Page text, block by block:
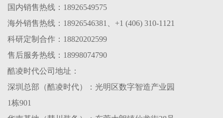
国内销售热线：18926549575
海外销售热线：18926546381、+1 (406) 310-1121
科研定制合作：18820202599
售后服务热线：18998074790
酷凌时代公司地址：
深圳总部（酷凌时代）：光明区数字智造产业园
1栋901